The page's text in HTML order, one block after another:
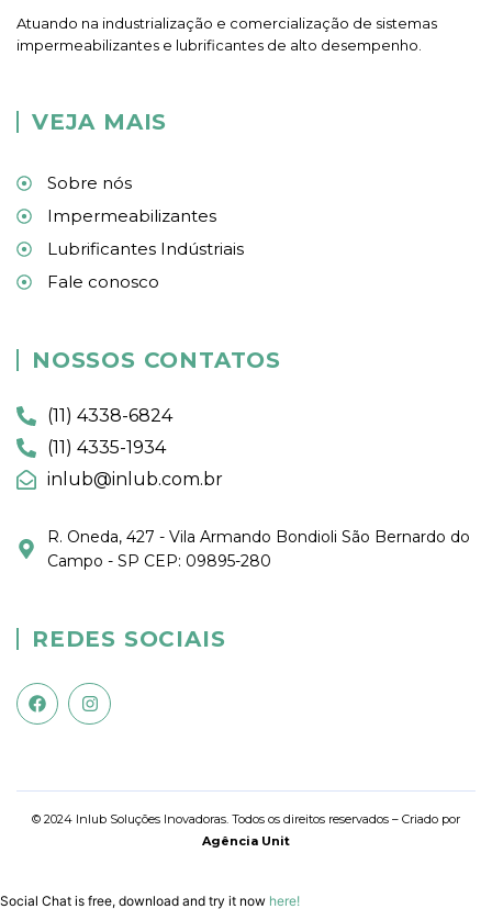
Atuando na industrialização e comercialização de sistemas
impermeabilizantes e lubrificantes de alto desempenho.
VEJA MAIS
Sobre nós
Impermeabilizantes
Lubrificantes Indústriais
Fale conosco
NOSSOS CONTATOS
(11) 4338-6824
(11) 4335-1934
inlub@inlub.com.br
R. Oneda, 427 - Vila Armando Bondioli São Bernardo do
Campo - SP CEP: 09895-280
REDES SOCIAIS
© 2024 Inlub Soluções Inovadoras. Todos os direitos reservados – Criado por
Agência Unit
Social Chat is free, download and try it now here!